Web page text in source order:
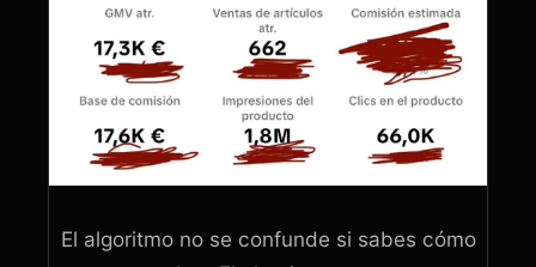
El algoritmo no se confunde si sabes cómo